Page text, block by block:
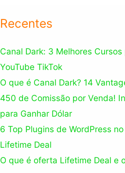
Recentes
Canal Dark: 3 Melhores
YouTube TikTok
O que é Canal Dark? 14
450 de Comissão por Venda!
para Ganhar Dólar
6 Top Plugins de WordPress
Lifetime Deal
O que é oferta Lifetime Deal e